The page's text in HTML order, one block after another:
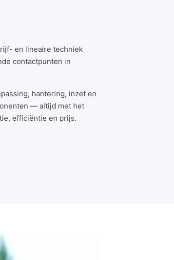
en lineaire techniek
contactpunten in
hantering, inzet en
— altijd met het
efficiëntie en prijs.